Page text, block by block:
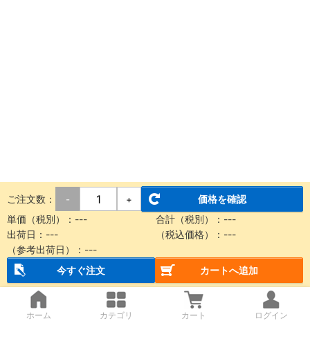
ご注文数： - +
価格を確認
単価（税別）： --- 合計（税別）： ---
出荷日： --- （税込価格）： ---
（参考出荷日）： ---
今すぐ注文
カートへ追加
ホーム カテゴリ カート ログイン